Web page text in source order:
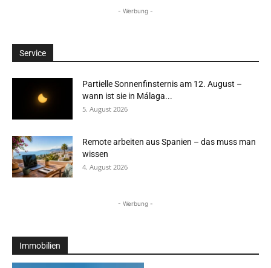
- Werbung -
Service
Partielle Sonnenfinsternis am 12. August –
wann ist sie in Málaga...
5. August 2026
Remote arbeiten aus Spanien – das muss man
wissen
4. August 2026
- Werbung -
Immobilien